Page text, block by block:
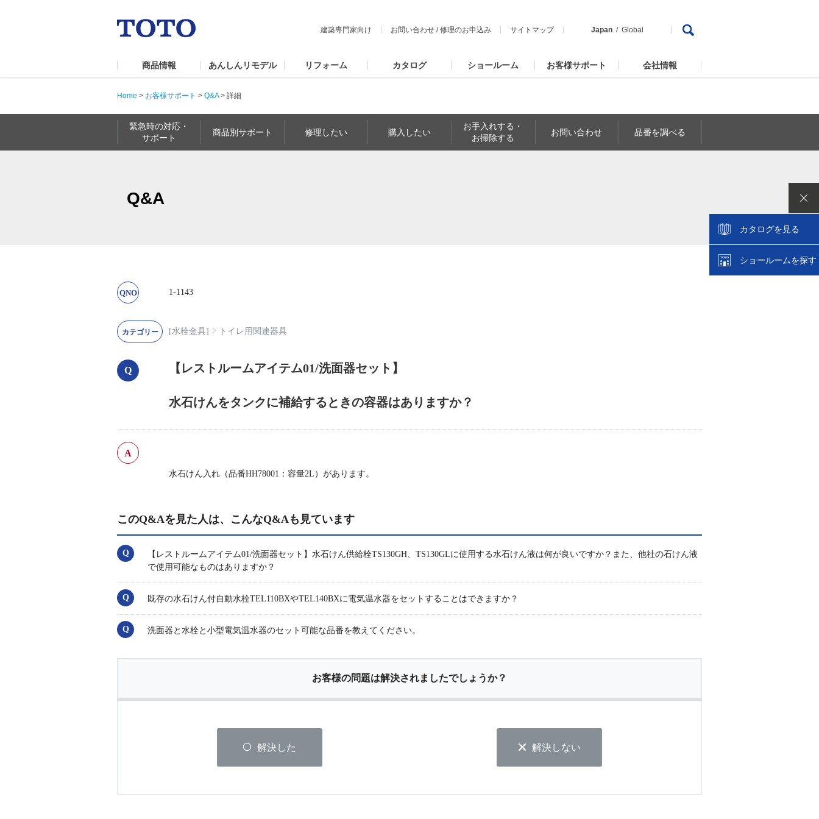
建築専門家向け お問い合わせ /修理のお申込み サイトマップ Japan Global
商品情報 あんしんリモデル リフォーム カタログ ショールーム お客様サポート 会社情報
Home > お客様サポート > Q&A> 詳細
緊急時の対応・
サポート
商品別サポート 修理したい 購入したい
お手入れする・
お掃除する
お問い合わせ 品番を調べる
カタログを見る
ショールームを探す
Q&A
1-1143
[水栓金具] トイレ用関連器具
【レストルームアイテム01/洗面器セット】
水石けんをタンクに補給するときの容器はありますか？
水石けん入れ（品番HH78001：容量2L）があります。
このQ&Aを見た人は、こんなQ&Aも見ています
【レストルームアイテム01/洗面器セット】水石けん供給栓TS130GH、TS130GLに使用する水石けん液は何が良いですか？また、他社の石けん液
で使用可能なものはありますか？
既存の水石けん付自動水栓TEL110BXやTEL140BXに電気温水器をセットすることはできますか？
洗面器と水栓と小型電気温水器のセット可能な品番を教えてください。
お客様の問題は解決されましたでしょうか？
解決した 解決しない